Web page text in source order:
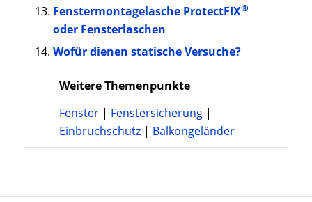
Fenstermontagelasche ProtectFIX®
oder Fensterlaschen
Wofür dienen statische Versuche?
Weitere Themenpunkte
Fenster| Fenstersicherung|
Einbruchschutz| Balkongeländer